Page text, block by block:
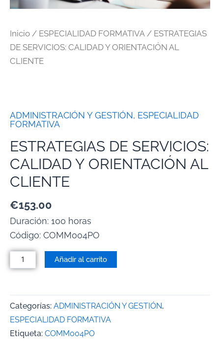
Inicio / ESPECIALIDAD FORMATIVA / ESTRATEGIAS
DE SERVICIOS: CALIDAD Y ORIENTACIÓN AL
CLIENTE
ADMINISTRACIÓN Y GESTIÓN, ESPECIALIDAD
FORMATIVA
ESTRATEGIAS DE SERVICIOS:
CALIDAD Y ORIENTACIÓN AL
CLIENTE
€153.00
Duración: 100 horas
Código: COMM004PO
Añadir al carrito
Categorías: ADMINISTRACIÓN Y GESTIÓN,
ESPECIALIDAD FORMATIVA
Etiqueta: COMM004PO